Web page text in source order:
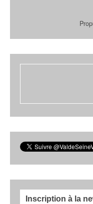
Inscription à la